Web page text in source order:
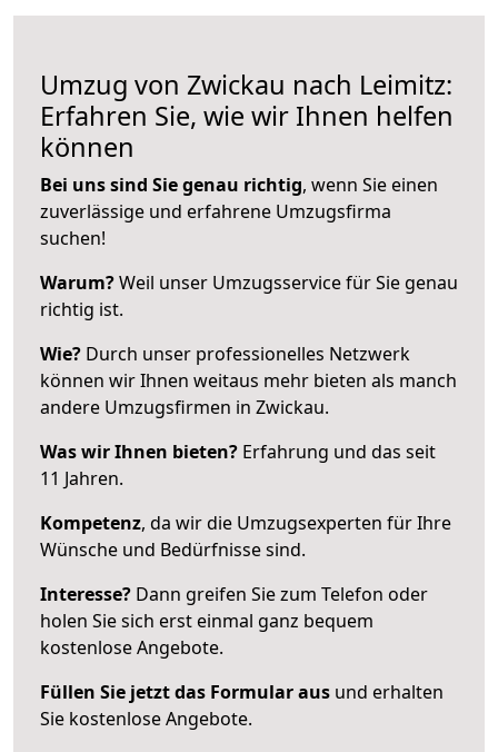
Umzug von Zwickau nach Leimitz:
Erfahren Sie, wie wir Ihnen helfen
können
Bei uns sind Sie genau richtig, wenn Sie einen
zuverlässige und erfahrene Umzugsfirma
suchen!
Warum?Weil unser Umzugsservice für Sie genau
richtig ist.
Wie? Durch unser professionelles Netzwerk
können wir Ihnen weitaus mehr bieten als manch
andere Umzugsfirmen in Zwickau.
Was wir Ihnen bieten? Erfahrung und das seit
11 Jahren.
Kompetenz, da wir die Umzugsexperten für Ihre
Wünsche und Bedürfnisse sind.
Interesse? Dann greifen Sie zum Telefon oder
holen Sie sich erst einmal ganz bequem
kostenlose Angebote.
Füllen Sie jetzt das Formular aus und erhalten
Sie kostenlose Angebote.